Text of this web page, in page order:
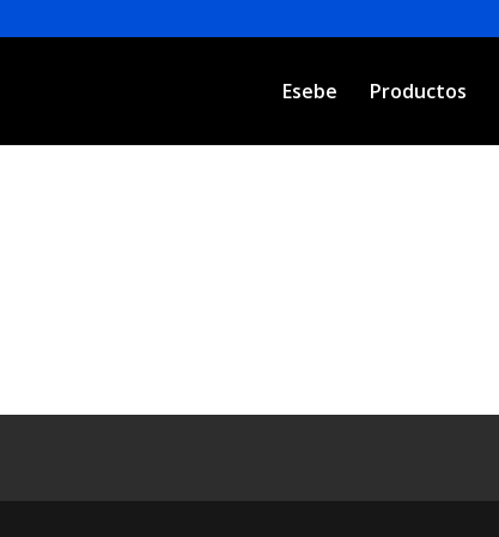
Esebe Productos